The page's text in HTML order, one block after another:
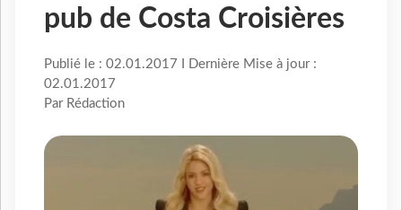
pub de Costa Croisières
Publié le : 02.01.2017 I Dernière Mise à jour :
02.01.2017
Par Rédaction